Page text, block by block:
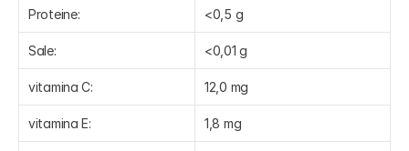
Proteine: <0,5 g
Sale: <0,01 g
vitamina C: 12,0 mg
vitamina E: 1,8 mg